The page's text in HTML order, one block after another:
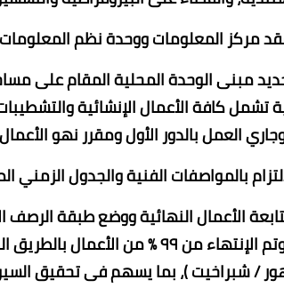
مركز المعلومات ووحدة نظم المعلومات
٢٢.٤ مليون جنية تشمل كافة الأعمال
العمل بالدور الأول ومقرر نهو الأعمال خلال
بالمواصفات الفنية والجدول
م٢ وبتكلفة ٣.٤ مليون جنية وتم
/ شبراخيت )، بما يسهم فى تحقيق